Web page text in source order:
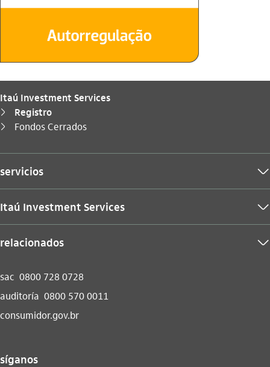
Itaú Investment Services
seta_direita Registro
seta_direita
Tu estás aquí:
Fondos Cerrados
servicios seta_baixo
Itaú Investment Services seta_baixo
relacionados seta_baixo
sac 0800 728 0728
auditoría 0800 570 0011
consumidor.gov.br
síganos